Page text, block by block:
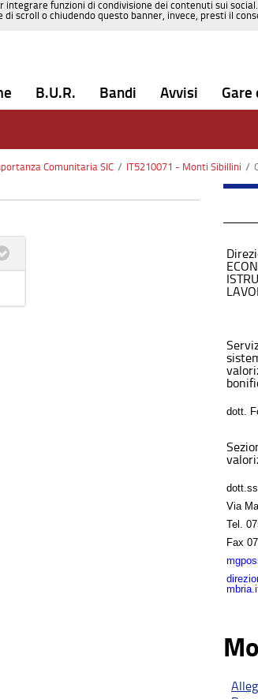
funzioni di condivisione dei contenuti sui
scroll o chiudendo questo banner, invece, presti il
B.U.R. Bandi Avvisi Gare
Comunitaria SIC / IT5210071 - Monti Sibillini /
dott.
Via
Tel.
Fax